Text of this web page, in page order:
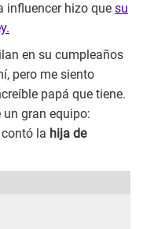
influencer hizo que su
en su cumpleaños
pero me siento
papá que tiene.
un gran equipo:
la hija de